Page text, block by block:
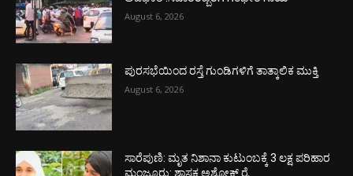
August 6, 2026
ಪುರಸಭೆಯಿಂದ ರಸ್ತೆ ಗುಂಡಿಗಳಿಗೆ ತಾತ್ಕಾಲಿಕ ಮುಕ್ತಿ
August 6, 2026
ಸಾರೆಪುಣಿ: ಮೃತ ನಿಶಾನಾ ಕುಟುಂಬಕ್ಕೆ 3 ಲಕ್ಷ ಪರಿಹಾರ
ಮಂಜೂರು: ಶಾಸಕ ಅಶೋಕ್ ರೈ